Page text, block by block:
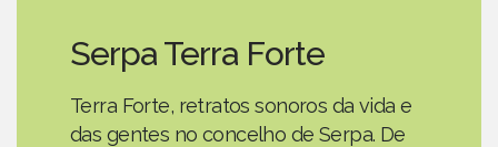
Serpa Terra Forte
Terra Forte, retratos sonoros da vida e
das gentes no concelho de Serpa. De